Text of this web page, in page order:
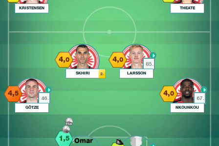
KRISTENSEN THEATE
4,0
SKHIRI 2.
85.
4,0
LARSSON
46.
4,5
GÖTZE
67.
4,0
NKOUNKOU
1,5